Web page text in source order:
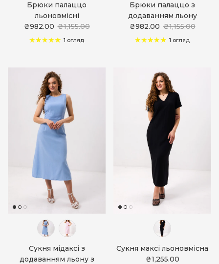
Брюки палаццо
льоновмісні
₴982.00 ₴1,155.00
1 огляд
Брюки палаццо з
додаванням льону
₴982.00 ₴1,155.00
1 огляд
Сукня мідаксі з
додаванням льону з
Сукня максі льоновмісна
₴1,255.00